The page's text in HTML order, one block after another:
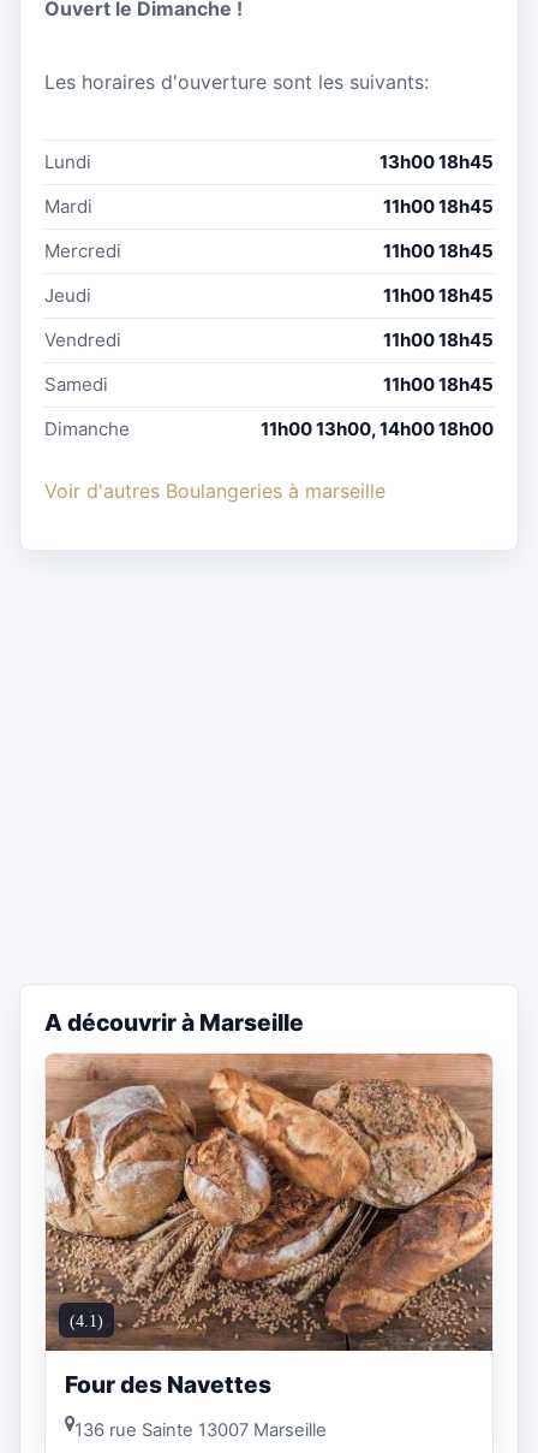
Ouvert le Dimanche !
Les horaires d'ouverture sont les suivants:
Lundi
13h00 18h45
Mardi
11h00 18h45
Mercredi
11h00 18h45
Jeudi
11h00 18h45
Vendredi
11h00 18h45
Samedi
11h00 18h45
Dimanche
11h00 13h00, 14h00 18h00
Voir d'autres Boulangeries à marseille
A découvrir à Marseille
(4.1)
Four des Navettes
136 rue Sainte 13007 Marseille